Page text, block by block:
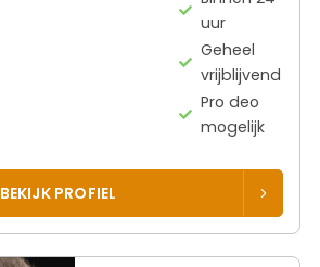
uur
Geheel
vrijblijvend
Pro deo
mogelijk
BEKIJK PROFIEL